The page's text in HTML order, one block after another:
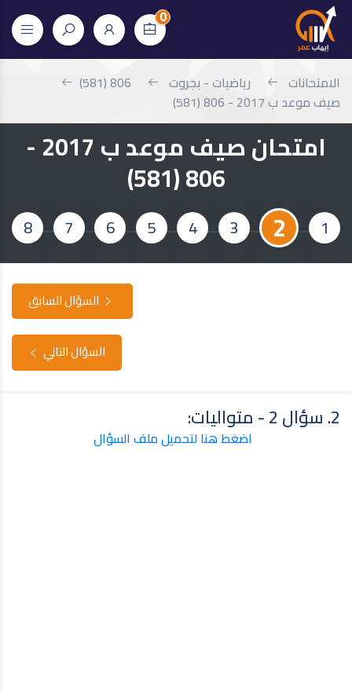
0
الامتحانات رياضيات - بجروت
806 (581)
صيف موعد ب 2017 - 806 (581)
امتحان صيف موعد ب 2017 -
806 (581)
1
2
3
4
5
6
7
8
السؤال السابق
السؤال التالي
2. سؤال 2 - متواليات:
اضغط هنا لتحميل ملف السؤال